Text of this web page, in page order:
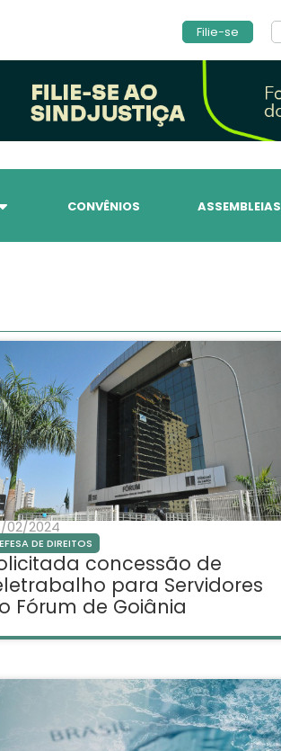
Filie-se
CONVÊNIOS ASSEMBLEIAS
02/2024
DE DIREITOS
concessão de
para Servidores
Fórum de Goiânia